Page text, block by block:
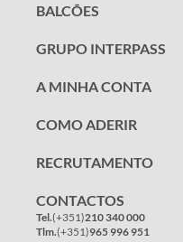
BALCÕES
GRUPO INTERPASS
A MINHA CONTA
COMO ADERIR
RECRUTAMENTO
CONTACTOS
Tel.(+351)210 340 000
Tlm.(+351)965 996 951